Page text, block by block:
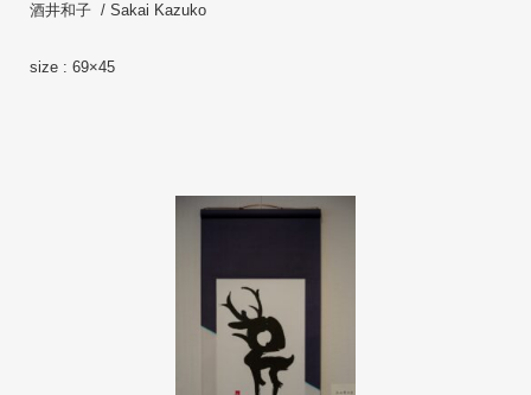
酒井和子  / Sakai Kazuko
size : 69×45